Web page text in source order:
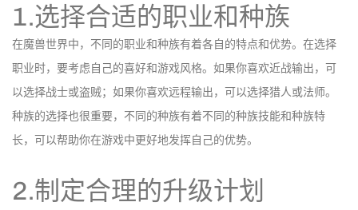
1.选择合适的职业和种族
在魔兽世界中，不同的职业和种族有着各自的特点和优势。在选择
职业时，要考虑自己的喜好和游戏风格。如果你喜欢近战输出，可
以选择战士或盗贼；如果你喜欢远程输出，可以选择猎人或法师。
种族的选择也很重要，不同的种族有着不同的种族技能和种族特
长，可以帮助你在游戏中更好地发挥自己的优势。
2.制定合理的升级计划